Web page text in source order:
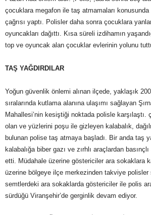
çocuklara megafon ile taş atmamaları konusunda
çağrısı yaptı. Polisler daha sonra çocuklara
oyuncakları dağıttı. Kısa süreli izdihamın
top ve oyuncak alan çocuklar evlerinin yolunu
TAŞ YAĞDIRDILAR
Yoğun güvenlik önlemi alınan ilçede, yaklaşık
sıralarında kutlama alanına ulaşımı sağlayan
Mahallesi’nin kesiştiği noktada polisle
olan ve yüzlerini poşu ile gizleyen kalabalık,
bulunan polise taş atmaya başladı. Bir anda taş
kalabalığa biber gazı ve zırhlı araçlardan
etti. Müdahale üzerine göstericiler ara sokaklara
üzerine bölgeye ilçe merkezinden takviye
semtlerdeki ara sokaklarda göstericiler ile polis
sürdüğü Viranşehir’de gerginlik devam ediyor.